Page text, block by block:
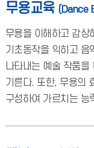
무용교육 (Dance
무용을 이해하고 감상
기초동작을 익히고 음
나타내는 예술 작품
기른다. 또한, 무용의
구성하여 가르치는 능